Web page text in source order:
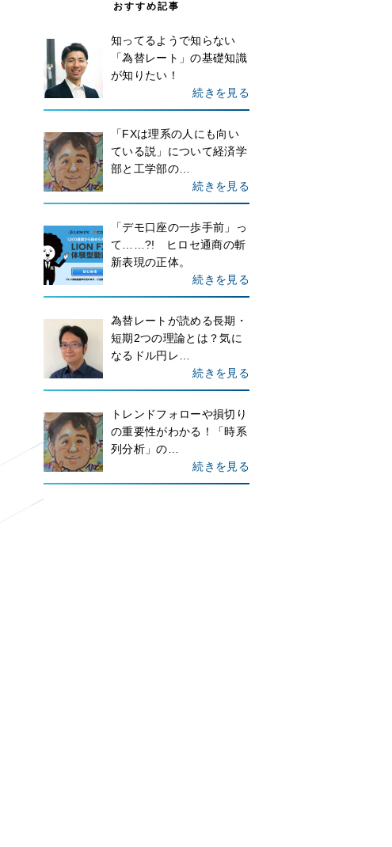
おすすめ記事
知ってるようで知らない
「為替レート」の基礎知識
が知りたい！
続きを見る
「FXは理系の人にも向い
ている説」について経済学
部と工学部の…
続きを見る
「デモ口座の一歩手前」っ
て……?! ヒロセ通商の斬
新表現の正体。
続きを見る
為替レートが読める長期・
短期2つの理論とは？気に
なるドル円レ…
続きを見る
トレンドフォローや損切り
の重要性がわかる！「時系
列分析」の…
続きを見る